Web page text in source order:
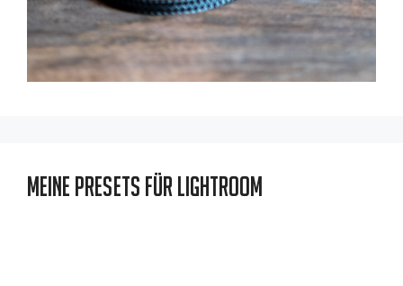
Meine Presets für Lightroom